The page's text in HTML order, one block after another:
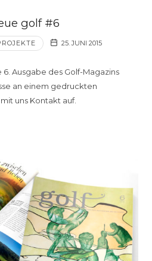
golf #6
25. JUNI 2015
6. Ausgabe des Golf-Magazins
an einem gedruckten
uns Kontakt auf.